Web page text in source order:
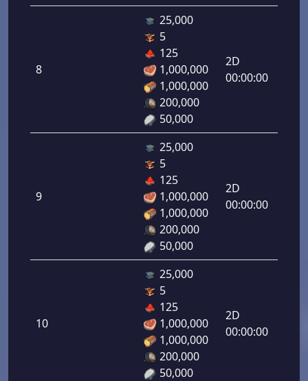
8
25,000
5
125
1,000,000
1,000,000
200,000
50,000
2D
00:00:00
9
25,000
5
125
1,000,000
1,000,000
200,000
50,000
2D
00:00:00
10
25,000
5
125
1,000,000
1,000,000
200,000
50,000
2D
00:00:00